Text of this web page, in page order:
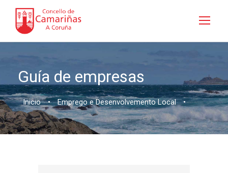
Guía de empresas
Inicio • Emprego e Desenvolvemento Local •